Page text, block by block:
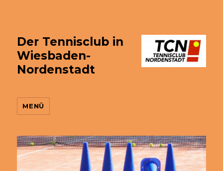
Der Tennisclub in
Wiesbaden-
Nordenstadt
MENÜ